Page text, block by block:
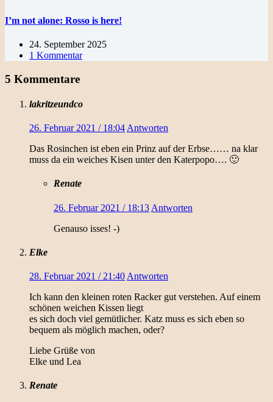
I’m not alone: Rosso is here!
24. September 2025
1 Kommentar
5 Kommentare
lakritzeundco
26. Februar 2021 / 18:04 Antworten
Das Rosinchen ist eben ein Prinz auf der Erbse…… na klar
muss da ein weiches Kisen unter den Katerpopo…. 🙂
Renate
26. Februar 2021 / 18:13 Antworten
Genauso isses! -)
Elke
28. Februar 2021 / 21:40 Antworten
Ich kann den kleinen roten Racker gut verstehen. Auf einem
schönen weichen Kissen liegt
es sich doch viel gemütlicher. Katz muss es sich eben so
bequem als möglich machen, oder?
Liebe Grüße von
Elke und Lea
Renate